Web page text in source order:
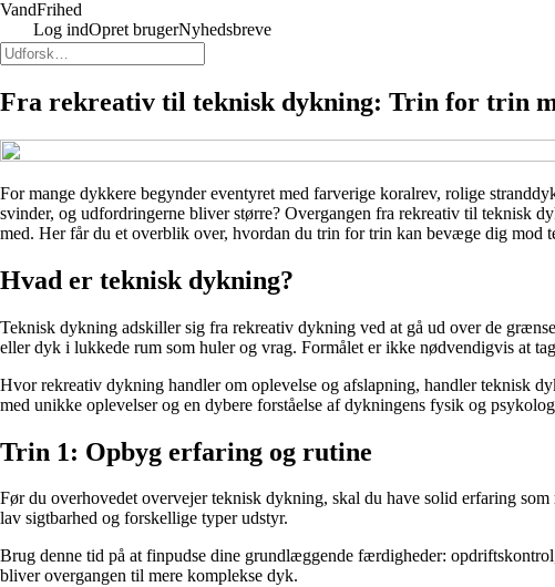
VandFrihed
Log indOpret brugerNyhedsbreve
Fra rekreativ til teknisk dykning: Trin for trin
For mange dykkere begynder eventyret med farverige koralrev, rolige
svinder, og udfordringerne bliver større? Overgangen fra rekreativ til teknisk
med. Her får du et overblik over, hvordan du trin for trin kan bevæge dig mod
Hvad er teknisk dykning?
Teknisk dykning adskiller sig fra rekreativ dykning ved at gå ud over de
eller dyk i lukkede rum som huler og vrag. Formålet er ikke nødvendigvis at
Hvor rekreativ dykning handler om oplevelse og afslapning, handler teknisk
med unikke oplevelser og en dybere forståelse af dykningens fysik og
Trin 1: Opbyg erfaring og rutine
Før du overhovedet overvejer teknisk dykning, skal du have solid erfaring
lav sigtbarhed og forskellige typer udstyr.
Brug denne tid på at finpudse dine grundlæggende færdigheder:
bliver overgangen til mere komplekse dyk.